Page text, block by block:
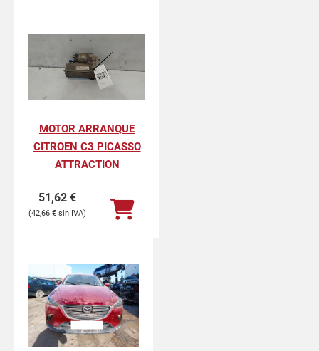
MOTOR ARRANQUE
CITROEN C3 PICASSO
ATTRACTION
51,62 €
42,66 €